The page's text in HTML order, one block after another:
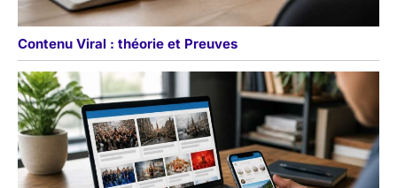
Contenu Viral : théorie et Preuves